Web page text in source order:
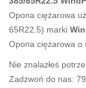
Opona ciężarowa
65R22.5) marki
Opona ciężarowa o
Nie znalazłeś
Zadzwoń do nas: